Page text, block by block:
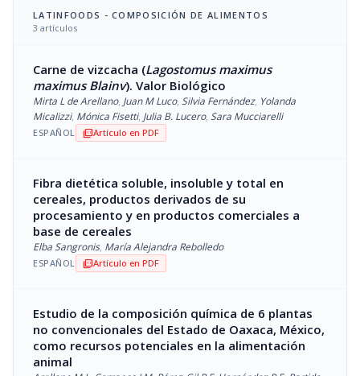
LATINFOODS - COMPOSICIÓN DE ALIMENTOS
3 artículos
Carne de vizcacha (Lagostomus maximus
maximus Blainv). Valor Biológico
Mirta L de Arellano, Juan M Luco, Silvia Fernández, Yolanda
Micalizzi, Mónica Fisetti, Julia B. Lucero, Sara Mucciarelli
ESPAÑOL picture_as_pdfArtículo en PDF
Fibra dietética soluble, insoluble y total en
cereales, productos derivados de su
procesamiento y en productos comerciales a
base de cereales
Elba Sangronis, María Alejandra Rebolledo
ESPAÑOL picture_as_pdfArtículo en PDF
Estudio de la composición química de 6 plantas
no convencionales del Estado de Oaxaca, México,
como recursos potenciales en la alimentación
animal